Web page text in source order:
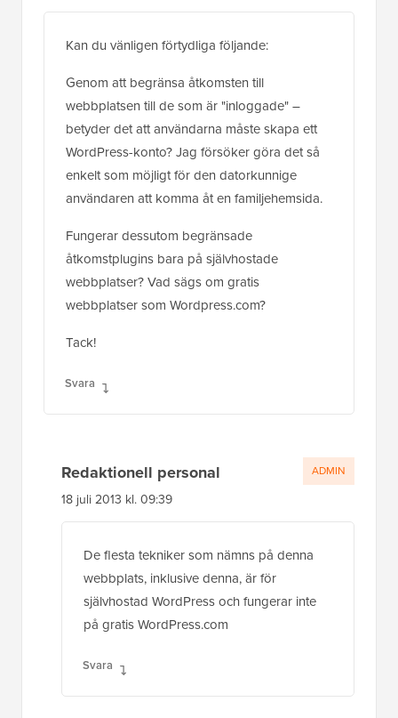
Kan du vänligen förtydliga följande:
Genom att begränsa åtkomsten till
webbplatsen till de som är "inloggade" –
betyder det att användarna måste skapa ett
WordPress-konto? Jag försöker göra det så
enkelt som möjligt för den datorkunnige
användaren att komma åt en familjehemsida.
Fungerar dessutom begränsade
åtkomstplugins bara på självhostade
webbplatser? Vad sägs om gratis
webbplatser som Wordpress.com?
Tack!
Svara
Redaktionell personal
18 juli 2013 kl. 09:39
De flesta tekniker som nämns på denna
webbplats, inklusive denna, är för
självhostad WordPress och fungerar inte
på gratis WordPress.com
Svara
ADMIN